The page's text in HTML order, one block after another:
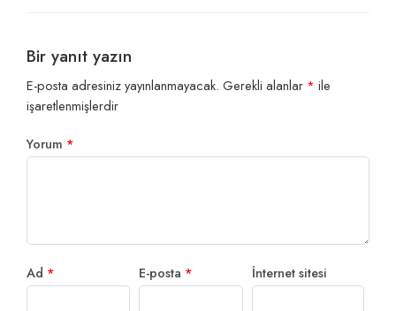
Bir yanıt yazın
E-posta adresiniz yayınlanmayacak. Gerekli alanlar * ile
işaretlenmişlerdir
Yorum *
Ad * E-posta * İnternet sitesi